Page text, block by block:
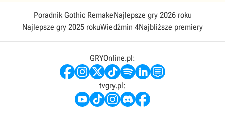
Poradnik Gothic RemakeNajlepsze gry 2026 roku
Najlepsze gry 2025 rokuWiedźmin 4Najbliższe premiery
GRYOnline.pl:
tvgry.pl: